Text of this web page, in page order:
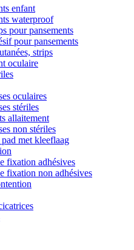
enfant
waterproof
pour pansements
pour pansements
strips
oculaire
oculaires
stériles
allaitement
non stériles
met kleeflaag
fixation adhésives
fixation non adhésives